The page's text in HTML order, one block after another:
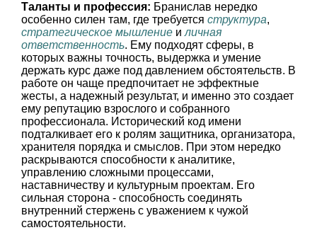
Таланты и профессия: Бранислав нередко
особенно силен там, где требуется структура,
стратегическое мышление и личная
ответственность. Ему подходят сферы, в
которых важны точность, выдержка и умение
держать курс даже под давлением обстоятельств. В
работе он чаще предпочитает не эффектные
жесты, а надежный результат, и именно это создает
ему репутацию взрослого и собранного
профессионала. Исторический код имени
подталкивает его к ролям защитника, организатора,
хранителя порядка и смыслов. При этом нередко
раскрываются способности к аналитике,
управлению сложными процессами,
наставничеству и культурным проектам. Его
сильная сторона - способность соединять
внутренний стержень с уважением к чужой
самостоятельности.